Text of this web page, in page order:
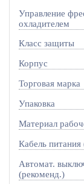
Управление
охладителем
Класс защиты
Корпус
Торговая марка
Упаковка
Материал
Кабель
Автомат.
(рекоменд.)